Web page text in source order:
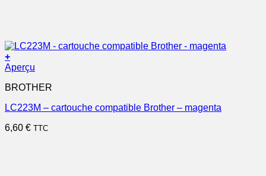
+
Aperçu
BROTHER
LC223M – cartouche compatible Brother – magenta
6,60 € TTC